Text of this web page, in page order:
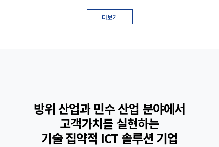
더보기
방위 산업과 민수 산업 분야에서
고객가치를 실현하는
기술 집약적 ICT 솔루션 기업